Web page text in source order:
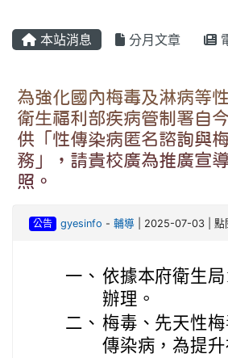
本站消息 分月文章
為強化國內梅毒及淋病等
衛生福利部疾病管制署自
供「性傳染病匿名諮詢與
務」，請貴校廣為推廣宣
照。
公告 gyesinfo - 輔導| 2025-07-03 | 點
一、 依據本府衛生
辦理。
二、 梅毒、先天性
傳染病，為提